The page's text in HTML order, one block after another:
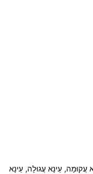
עֲקוּמָה, עֵינָא עֲגוּלָה, עֵינָא